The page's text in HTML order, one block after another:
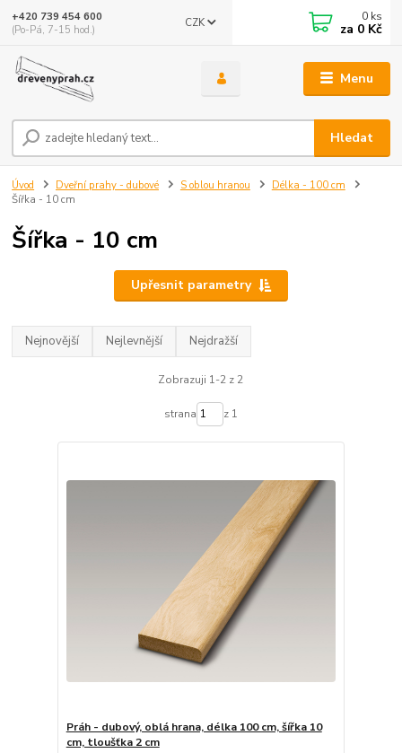
Menu
CZK
Hledat
+420 739 454 600
(Po-Pá, 7-15 hod.)
0 ks
za 0 Kč
Úvod Dveřní prahy - dubové S oblou hranou
Délka - 100 cm
Šířka - 10 cm
Šířka - 10 cm
Upřesnit parametry
Nejnovější Nejlevnější Nejdražší
Zobrazuji 1-2 z 2
strana z 1
Práh - dubový, oblá hrana, délka 100 cm, šířka 10
cm, tloušťka 2 cm